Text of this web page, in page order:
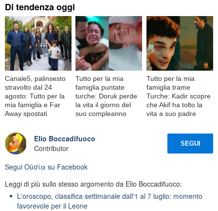
Di tendenza oggi
Canale5, palinsesto
stravolto dal 24
agosto: Tutto per la
mia famiglia e Far
Away spostati
Tutto per la mia
famiglia puntate
turche: Doruk perde
la vita il giorno del
suo compleanno
Tutto per la mia
famiglia trame
Turche: Kadir scopre
che Akif ha tolto la
vita a suo padre
Elio Boccadifuoco
Contributor
SEGUI
Segui Oὐσία su Facebook
Leggi di più sullo stesso argomento da Elio Boccadifuoco:
L'oroscopo, classifica settimanale dall'1 al 7 luglio: momento
favorevole per il Leone